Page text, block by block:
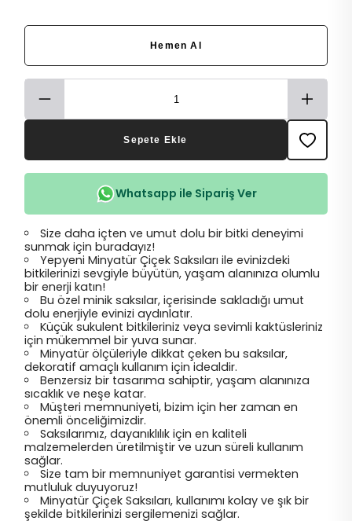
Hemen Al
Sepete Ekle
Whatsapp ile Sipariş Ver
Size daha içten ve umut dolu bir bitki deneyimi
sunmak için buradayız!
Yepyeni Minyatür Çiçek Saksıları ile evinizdeki
bitkilerinizi sevgiyle büyütün, yaşam alanınıza olumlu
bir enerji katın!
Bu özel minik saksılar, içerisinde sakladığı umut
dolu enerjiyle evinizi aydınlatır.
Küçük sukulent bitkileriniz veya sevimli kaktüsleriniz
için mükemmel bir yuva sunar.
Minyatür ölçüleriyle dikkat çeken bu saksılar,
dekoratif amaçlı kullanım için idealdir.
Benzersiz bir tasarıma sahiptir, yaşam alanınıza
sıcaklık ve neşe katar.
Müşteri memnuniyeti, bizim için her zaman en
önemli önceliğimizdir.
Saksılarımız, dayanıklılık için en kaliteli
malzemelerden üretilmiştir ve uzun süreli kullanım
sağlar.
Size tam bir memnuniyet garantisi vermekten
mutluluk duyuyoruz!
Minyatür Çiçek Saksıları, kullanımı kolay ve şık bir
şekilde bitkilerinizi sergilemenizi sağlar.